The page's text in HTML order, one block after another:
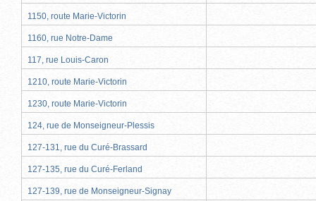
1150, route Marie-Victorin
1160, rue Notre-Dame
117, rue Louis-Caron
1210, route Marie-Victorin
1230, route Marie-Victorin
124, rue de Monseigneur-Plessis
127-131, rue du Curé-Brassard
127-135, rue du Curé-Ferland
127-139, rue de Monseigneur-Signay